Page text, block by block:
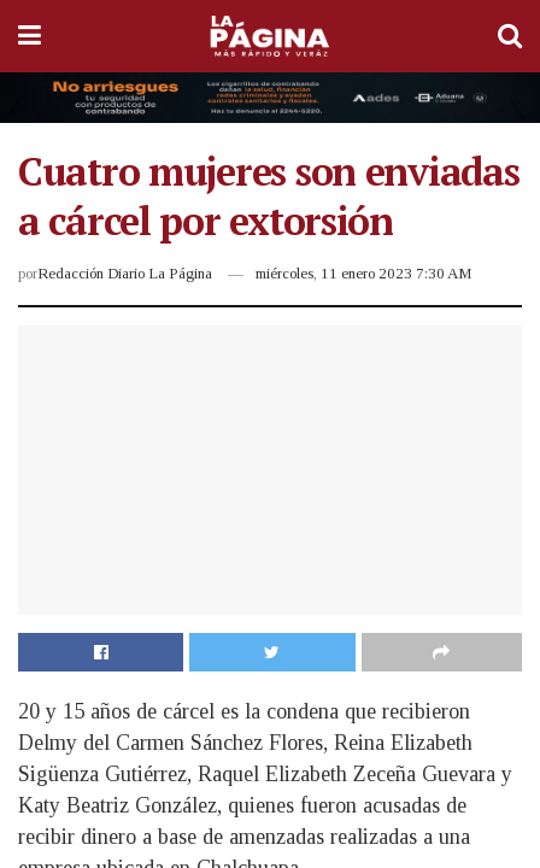
Cuatro mujeres son enviadas
a cárcel por extorsión
porRedacción Diario La Página miércoles, 11 enero 2023 7:30 AM
20 y 15 años de cárcel es la condena que recibieron
Delmy del Carmen Sánchez Flores, Reina Elizabeth
Sigüenza Gutiérrez, Raquel Elizabeth Zeceña Guevara y
Katy Beatriz González, quienes fueron acusadas de
recibir dinero a base de amenzadas realizadas a una